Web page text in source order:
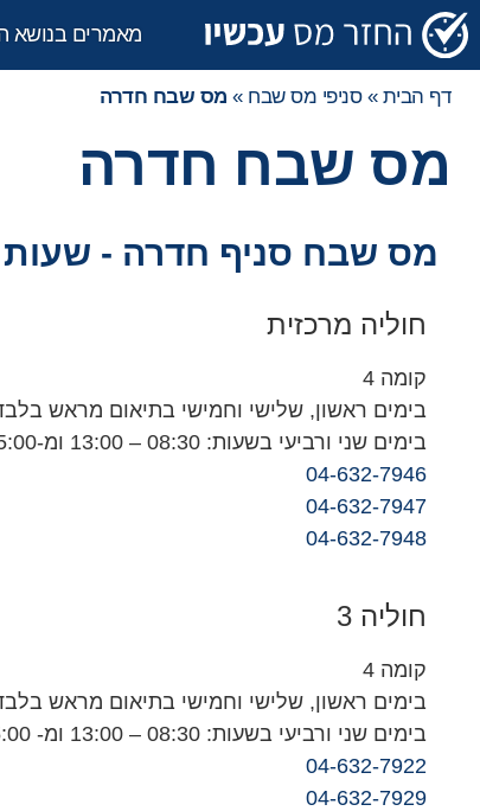
מאמרים בנושא
דף הבית »סניפי מס שבח » מס שבח חדרה
מס שבח חדרה
מס שבח סניף חדרה - שעות
חוליה מרכזית
קומה 4
בימים ראשון, שלישי וחמישי בתיאום מראש
בימים שני ורביעי בשעות: 08:30 – 13:00 ומ-15:00 – 18:00
04-632-7946
04-632-7947
04-632-7948
חוליה 3
קומה 4
בימים ראשון, שלישי וחמישי בתיאום מראש
בימים שני ורביעי בשעות: 08:30 – 13:00 ומ- 15:00 – 18:00
04-632-7922
04-632-7929